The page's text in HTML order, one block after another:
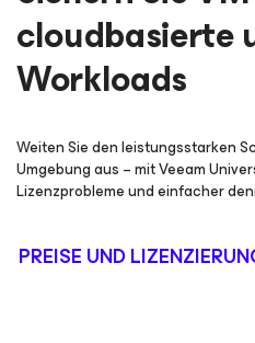
cloudbasierte
Workloads
Weiten Sie den leistungsstarken
Umgebung aus – mit Veeam
Lizenzprobleme und einfacher
PREISE UND